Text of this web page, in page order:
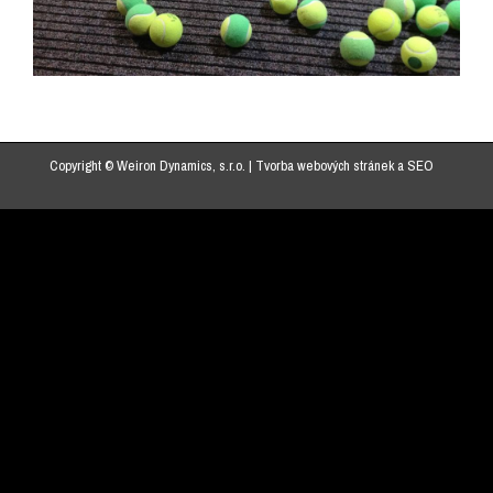
Copyright © Weiron Dynamics, s.r.o. | Tvorba webových stráneka SEO